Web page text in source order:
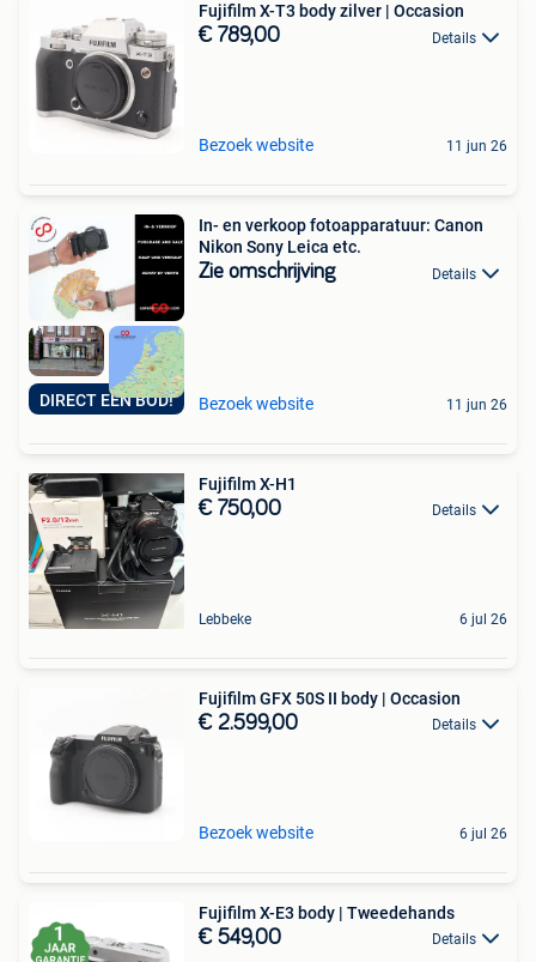
Fujifilm X-T3 body zilver | Occasion
€ 789,00 Details
Bezoek website 11 jun 26
DIRECT EEN BOD!
In- en verkoop fotoapparatuur: Canon
Nikon Sony Leica etc.
Zie omschrijving Details
Bezoek website 11 jun 26
Fujifilm X-H1
€ 750,00 Details
Lebbeke 6 jul 26
Fujifilm GFX 50S II body | Occasion
€ 2.599,00 Details
Bezoek website 6 jul 26
Fujifilm X-E3 body | Tweedehands
€ 549,00 Details